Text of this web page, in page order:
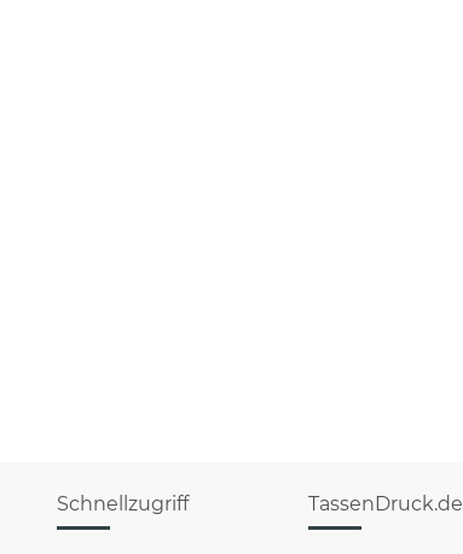
Schnellzugriff TassenDruck.de